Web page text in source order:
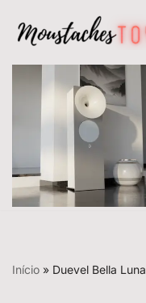
Avançar
para
conteúdo
Início » Duevel Bella Luna